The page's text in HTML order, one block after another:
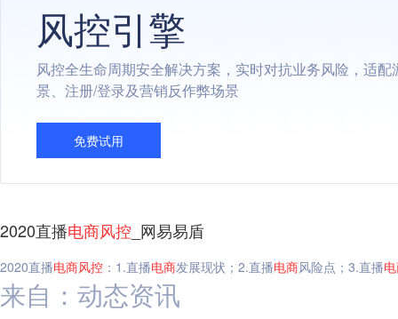
风控引擎
风控全生命周期安全解决方案，实时对抗业务风险，适配
景、注册/登录及营销反作弊场景
免费试用
2020直播电商风控 _网易易盾
2020直播电商风控 ：1.直播电商发展现状；2.直播电商风险点；3.直播电
来自：动态资讯